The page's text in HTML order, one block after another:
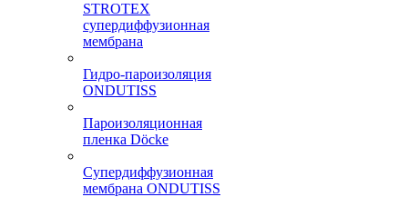
STROTEX
супердиффузионная
мембрана
Гидро-пароизоляция
ONDUTISS
Пароизоляционная
пленка Döcke
Супердиффузионная
мембрана ONDUTISS